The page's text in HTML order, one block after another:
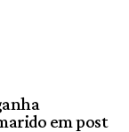
em post